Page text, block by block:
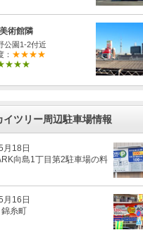
術館隣
公園1-2付近
： ★★★★
イツリー周辺駐車場情報
月18日
向島1丁目第2駐車場の料
月16日
糸町